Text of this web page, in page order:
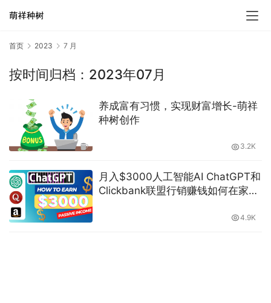
首页 2023 7 月
按时间归档：2023年07月
养成富有习惯，实现财富增长-萌祥
种树创作
3.2K
月入$3000人工智能AI ChatGPT和
Clickbank联盟行销赚钱如何在家做
4.9K